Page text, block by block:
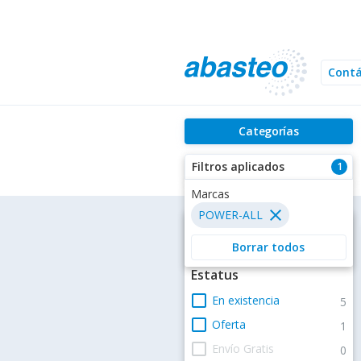
Categorías
1
Filtros aplicados
Marcas
close
POWER-ALL
Borrar todos
Filtros
Estatus
check_box_outline_blank En existencia 5
check_box_outline_blank Oferta 1
check_box_outline_blank Envío Gratis 0